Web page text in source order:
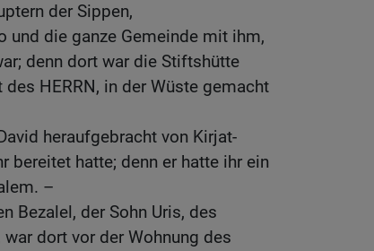
der Sippen,
und die ganze Gemeinde mit ihm,
denn dort war die Stiftshütte
HERRN, in der Wüste gemacht
heraufgebracht von Kirjat-
bereitet hatte; denn er hatte ihr ein
–
Bezalel, der Sohn Uris, des
dort vor der Wohnung des